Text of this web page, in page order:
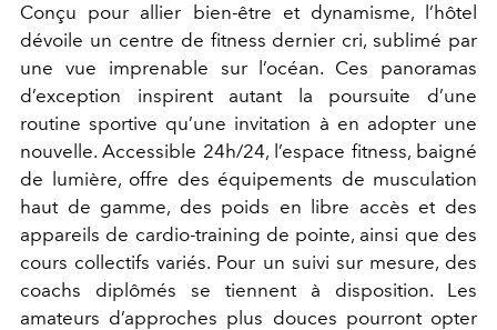
Conçu pour allier bien-être et dynamisme, l’hôtel
dévoile un centre de fitness dernier cri, sublimé par
une vue imprenable sur l’océan. Ces panoramas
d’exception inspirent autant la poursuite d’une
routine sportive qu’une invitation à en adopter une
nouvelle. Accessible 24h/24, l’espace fitness, baigné
de lumière, offre des équipements de musculation
haut de gamme, des poids en libre accès et des
appareils de cardio-training de pointe, ainsi que des
cours collectifs variés. Pour un suivi sur mesure, des
coachs diplômés se tiennent à disposition. Les
amateurs d’approches plus douces pourront opter